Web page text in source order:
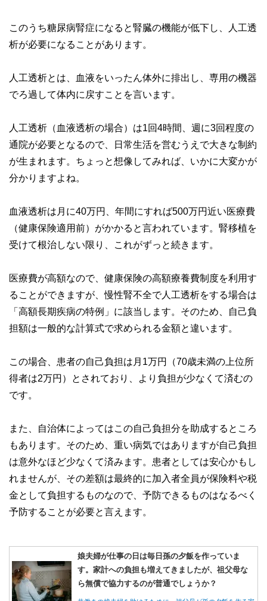
このうち糖尿病腎症になると腎臓の機能が低下し、人工透
析が必要になることがあります。
人工透析とは、血液をいったん体外に排出し、専用の機器
でろ過して体内に戻すことを言います。
人工透析（血液透析の場合）は1回4時間、週に3回程度の
通院が必要となるので、日常生活を営むうえで大きな制約
が生まれます。ちょっと想像してみれば、いかに大変かが
分かりますよね。
血液透析は月に40万円、年間にすれば500万円近い医療費
（健康保険適用前）がかかると言われています。腎移植を
受けて根治しない限り、これがずっと続きます。
医療費が高額なので、健康保険の高額療養費制度を利用す
ることができますが、慢性腎不全で人工透析をする場合は
「高額長期疾病の特例」に該当します。そのため、自己負
担額は一般的な計算式で求められる金額と違います。
この場合、患者の自己負担は月1万円（70歳未満の上位所
得者は2万円）とされており、より負担が少なくて済むの
です。
また、自治体によってはこの自己負担分を助成するところ
もあります。そのため、重い病気ではありますが自己負担
は意外なほど少なくて済みます。患者としては安心かもし
れませんが、その差額は最終的に加入者全員が保険料や税
金として負担するものなので、予防できるものはなるべく
予防することが必要と言えます。
娘夫婦が仕事の日は毎日孫の夕飯を作っていま
す。家計への負担も増えてきましたが、祖父母な
ら無償で協力するのが普通でしょうか？